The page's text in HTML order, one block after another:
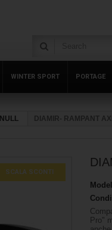
WINTER SPORT PORTAGE
NULL DIAMIR- RAMPANT
SCALA SCONTI
Model
Pro"